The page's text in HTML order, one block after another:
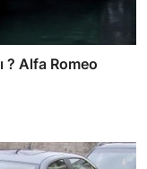
? Alfa Romeo